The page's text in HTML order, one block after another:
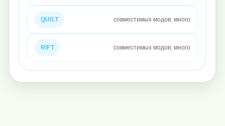
QUILT совместимых модов: много
RIFT совместимых модов: много